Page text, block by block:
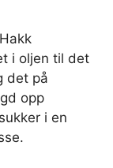
i oljen til det
det på
opp
i en